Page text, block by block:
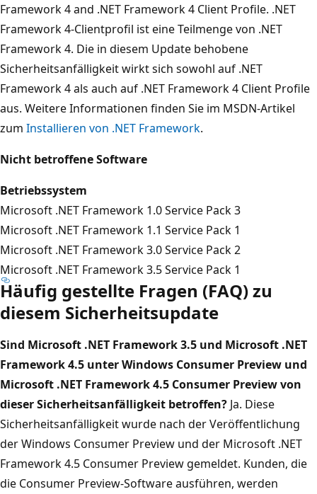
Framework 4 and .NET Framework 4 Client Profile. .NET
Framework 4-Clientprofil ist eine Teilmenge von .NET
Framework 4. Die in diesem Update behobene
Sicherheitsanfälligkeit wirkt sich sowohl auf .NET
Framework 4 als auch auf .NET Framework 4 Client Profile
aus. Weitere Informationen finden Sie im MSDN-Artikel
zum Installieren von .NET Framework.
Nicht betroffene Software
Betriebssystem
Microsoft .NET Framework 1.0 Service Pack 3
Microsoft .NET Framework 1.1 Service Pack 1
Microsoft .NET Framework 3.0 Service Pack 2
Microsoft .NET Framework 3.5 Service Pack 1
Häufig gestellte Fragen (FAQ) zu
diesem Sicherheitsupdate
Sind Microsoft .NET Framework 3.5 und Microsoft .NET
Framework 4.5 unter Windows Consumer Preview und
Microsoft .NET Framework 4.5 Consumer Preview von
dieser Sicherheitsanfälligkeit betroffen? Ja. Diese
Sicherheitsanfälligkeit wurde nach der Veröffentlichung
der Windows Consumer Preview und der Microsoft .NET
Framework 4.5 Consumer Preview gemeldet. Kunden, die
die Consumer Preview-Software ausführen, werden